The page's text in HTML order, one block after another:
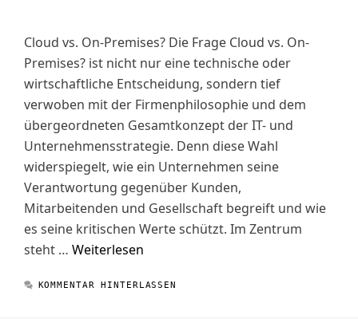
Cloud vs. On-Premises? Die Frage Cloud vs. On-
Premises? ist nicht nur eine technische oder
wirtschaftliche Entscheidung, sondern tief
verwoben mit der Firmenphilosophie und dem
übergeordneten Gesamtkonzept der IT- und
Unternehmensstrategie. Denn diese Wahl
widerspiegelt, wie ein Unternehmen seine
Verantwortung gegenüber Kunden,
Mitarbeitenden und Gesellschaft begreift und wie
es seine kritischen Werte schützt. Im Zentrum
steht … Weiterlesen
KOMMENTAR HINTERLASSEN